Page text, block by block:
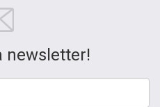
newsletter!